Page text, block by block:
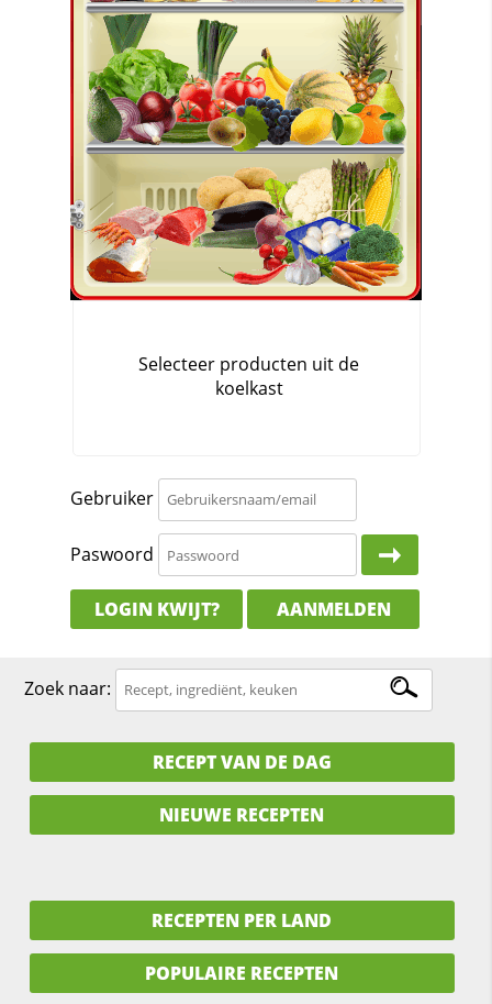
Gebruiker
Paswoord
LOGIN KWIJT? AANMELDEN
Zoek naar:
RECEPT VAN DE DAG
NIEUWE RECEPTEN
RECEPTEN PER LAND
POPULAIRE RECEPTEN